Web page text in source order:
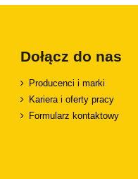
Dołącz do nas
Producenci i marki
Kariera i oferty pracy
Formularz kontaktowy